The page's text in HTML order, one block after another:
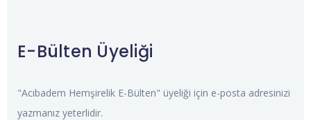
E-Bülten Üyeliği
"Acıbadem Hemşirelik E-Bülten" üyeliği için e-posta adresinizi
yazmanız yeterlidir.